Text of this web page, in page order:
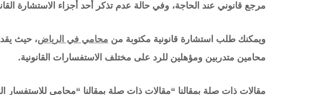
مرجع قانوني عند الحاجة، وفي حالة عدم تذكر أحد أجزاء الاستشارة
ويمكنك طلب استشارة قانونية مكتوبة من محامي في الرياض، حيث
محامين متدربين ومؤهلين للرد على مختلف الاستفسارات القانونية.
مقالات ذات صلة بمقالنا “مقالات ذات صلة بمقالنا “محامي للاستفسار